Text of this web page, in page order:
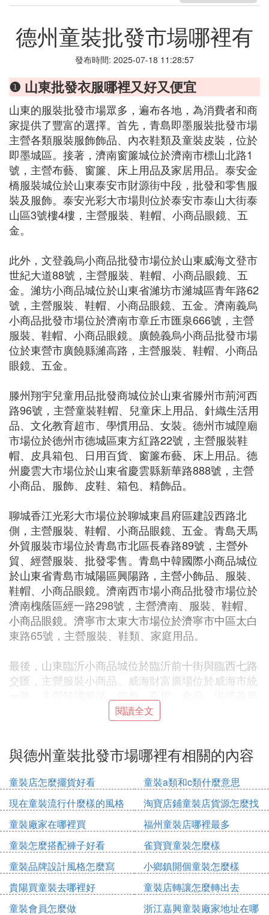
德州童裝批發市場哪裡有
發布時間: 2025-07-18 11:28:57
❶ 山東批發衣服哪裡又好又便宜
山東的服裝批發市場眾多，遍布各地，為消費者和商
家提供了豐富的選擇。首先，青島即墨服裝批發市場
主營各類服裝服飾飾品、內衣鞋類及童裝皮裝，位於
即墨城區。接著，濟南窗簾城位於濟南市標山北路1
號，主營布藝、窗簾、床上用品及家居用品。泰安金
橋服裝城位於山東泰安市財源街中段，批發和零售服
裝及服飾。泰安光彩大市場則位於泰安市泰山大街泰
山區3號樓4樓，主營服裝、鞋帽、小商品眼鏡、五
金。
此外，文登義烏小商品批發市場位於山東威海文登市
世紀大道88號，主營服裝、鞋帽、小商品眼鏡、五
金。濰坊小商品城位於山東省濰坊市濰城區青年路62
號，主營服裝、鞋帽、小商品眼鏡、五金。濟南義烏
小商品批發市場位於濟南市章丘市匯泉666號，主營
服裝、鞋帽、小商品眼鏡。廣饒義烏小商品批發市場
位於東營市廣饒縣濰高路，主營服裝、鞋帽、小商品
眼鏡、五金。
滕州翔宇兒童用品批發商城位於山東省滕州市荊河西
路96號，主營童裝鞋帽、兒童床上用品、針織生活用
品、文化教育超市、學慣用品、女裝。德州市城隍廟
市場位於德州市德城區東方紅路22號，主營服裝鞋
帽、皮具箱包、日用百貨、窗簾布藝、床上用品。德
州慶雲大市場位於山東省慶雲縣新華路888號，主營
小商品、服飾、皮鞋、箱包、精飾品。
聊城香江光彩大市場位於聊城東昌府區建設西路北
側，主營服裝、鞋帽、小商品眼鏡、五金。青島天馬
外貿服裝市場位於青島市北區長春路89號，主營外
貿、經營服裝、批發零售。青島中韓國際小商品城位
於山東省青島市城陽區興陽路，主營小飾品、服裝、
鞋帽、小商品眼鏡。濟南西市場小商品批發市場位於
濟南槐蔭區經一路298號，主營濟南、服裝、鞋帽、
小商品眼鏡。濟寧市太東大市場位於濟寧市中區太白
東路65號，主營服裝、鞋類、家庭用品。
最後，山東臨沂小商品城位於臨沂前十街與臨西七路
交匯，主營服裝小商品。威海財富廣場位於威海市統
小商品城位於山東省淄博市張店區華光路西首，主營
服裝類、針織類、床上用品、玩具類、文體用品類、
❷ 山東有哪些大的批發市場
1、青島即墨服裝批發市場
主營：服裝 服飾飾品 內衣 鞋類 童裝 皮裝
地址：即墨服裝批發市場位於即墨城區
2、鶴山路濟南窗簾城
主營：布藝、窗簾 床上用品、家居用品
地址：濟南市標山北路1號
3、泰安金橋服裝城
閱讀全文
與德州童裝批發市場哪裡有相關的內容
童裝店怎麼擺貨好看
童裝a類和c類什麼意思
現在童裝流行什麼樣的風格
淘寶店鋪童裝店貨源怎麼找
童裝廠家在哪裡買
福州童裝店哪裡最多
童裝怎麼搭配褲子好看
雀寶寶童裝怎麼樣
童裝品牌設計風格怎麼寫
小鄉鎮開個童裝怎麼樣
貴陽買童裝去哪裡好
童裝店轉讓怎麼轉出去
童裝會員怎麼做
浙江嘉興童裝廠家地址在哪